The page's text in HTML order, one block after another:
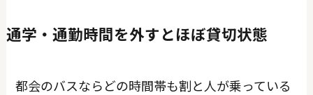
通学・通勤時間を外すとほぼ貸切状態
都会のバスならどの時間帯も割と人が乗っている